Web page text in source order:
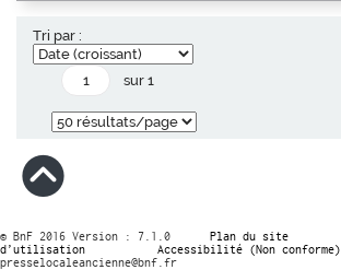
Tri par :
sur 1
© BnF 2016 Version : 7.1.0 Plan du site
d’utilisation
Accessibilité (Non conforme)
presselocaleancienne@bnf.fr